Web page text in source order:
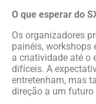
O que esperar do
Os organizadores
painéis, workshops
a criatividade até o
difíceis. A
entretenham, mas
direção a um futuro